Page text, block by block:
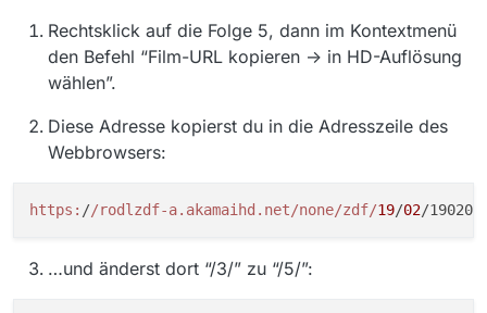
Rechtsklick auf die Folge 5, dann im Kontextmenü
den Befehl “Film-URL kopieren -> in HD-Auflösung
wählen”.
Diese Adresse kopierst du in die Adresszeile des
Webbrowsers:
https: //rodlzdf-a.akamaihd.net/none/zdf/19/02/
…und änderst dort “/3/” zu “/5/”: